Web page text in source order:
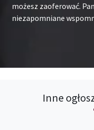
możesz zaoferować.
niezapomniane
Inne